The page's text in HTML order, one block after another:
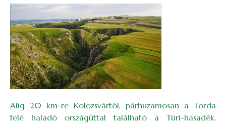
Alig 20 km-re Kolozsvártól, párhuzamosan a Torda
felé haladó országúttal található a Túri-hasadék.